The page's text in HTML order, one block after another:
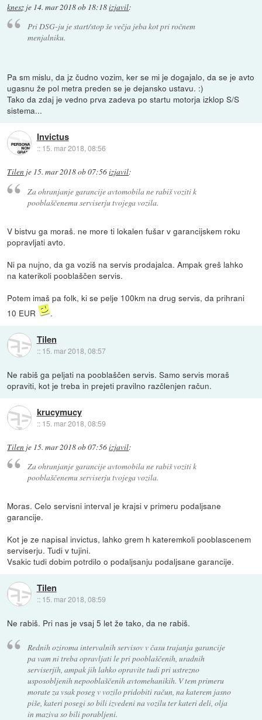
knesz je 14. mar 2018 ob 18:18izjavil:
Pri DSG-ju je start/stop še večja jeba kot pri ročnem
menjalniku.
Pa sm mislu, da jz čudno vozim, ker se mi je dogajalo, da se je avto
ugasnu že pol metra preden se je dejansko ustavu. :)
Tako da zdaj je vedno prva zadeva po startu motorja izklop S/S
sistema...
Invictus
:: 15. mar 2018, 08:56
Tilen je 15. mar 2018 ob 07:56izjavil:
Za ohranjanje garancije avtomobila ne rabiš voziti k
pooblaščenemu serviserju tvojega vozila.
V bistvu ga moraš. ne more ti lokalen fušar v garancijskem roku
popravljati avto.
Ni pa nujno, da ga voziš na servis prodajalca. Ampak greš lahko
na katerikoli pooblaščen servis.
Potem imaš pa folk, ki se pelje 100km na drug servis, da prihrani
10 EUR
.
Tilen
:: 15. mar 2018, 08:57
Ne rabiš ga peljati na pooblaščen servis. Samo servis moraš
opraviti, kot je treba in prejeti pravilno razčlenjen račun.
krucymucy
:: 15. mar 2018, 08:59
Tilen je 15. mar 2018 ob 07:56izjavil:
Za ohranjanje garancije avtomobila ne rabiš voziti k
pooblaščenemu serviserju tvojega vozila.
Moras. Celo servisni interval je krajsi v primeru podaljsane
garancije.
Kot je ze napisal invictus, lahko grem h kateremkoli pooblascenem
serviserju. Tudi v tujini.
Vsakic tudi dobim potrdilo o podaljsanju podaljsane garancije.
Tilen
:: 15. mar 2018, 08:59
Ne rabiš. Pri nas je vsaj 5 let že tako, da ne rabiš.
Rednih oziroma intervalnih servisov v času trajanja garancije
pa vam ni treba opravljati le pri pooblaščenih, uradnih
serviserjih, ampak jih lahko opravite tudi pri ustrezno
usposobljenih nepooblaščenih avtomehanikih. V tem primeru
morate za vsak poseg v vozilo pridobiti račun, na katerem jasno
piše, kateri posegi so bili izvedeni na vozilu ter kateri deli, olja
in maziva so bili porabljeni.